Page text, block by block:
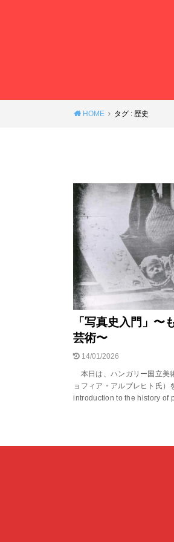
HOME タグ : 歴史
「写真史入門」〜
芸術〜
14/01/2026
本日は、ハンガリー国立美
ョフィア・アルブレヒト氏
introduction to the history of